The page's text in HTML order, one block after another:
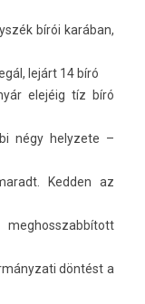
bírói karában,
lejárt 14 bíró
elejéig tíz bíró
négy helyzete –
Kedd­en az
döntést a